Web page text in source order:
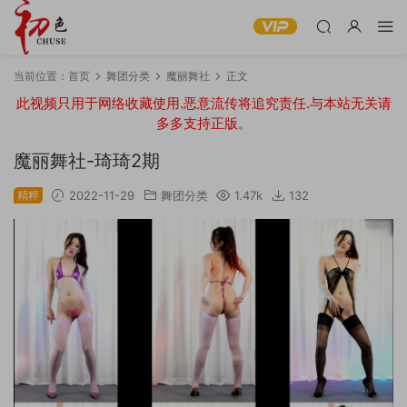
当前位置： 首页 舞团分类 魔丽舞社 正文
此视频只用于网络收藏使用.恶意流传将追究责任.与本站无关请
多多支持正版。
魔丽舞社-琦琦2期
精粹 2022-11-29 舞团分类 1.47k 132